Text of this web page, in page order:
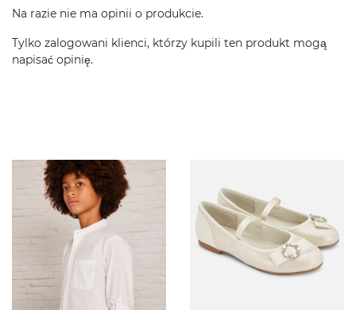
Na razie nie ma opinii o produkcie.
Tylko zalogowani klienci, którzy kupili ten produkt mogą
napisać opinię.